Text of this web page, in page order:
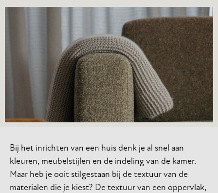
Bij het inrichten van een huis denk je al snel aan
kleuren, meubelstijlen en de indeling van de kamer.
Maar heb je ooit stilgestaan bij de textuur van de
materialen die je kiest? De textuur van een oppervlak,